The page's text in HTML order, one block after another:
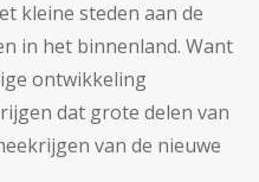
kleine steden aan de
in het binnenland. Want
ontwikkeling
dat grote delen van
van de nieuwe